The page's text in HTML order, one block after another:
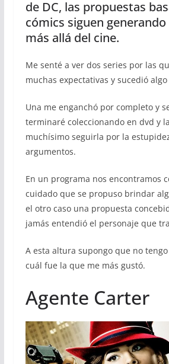
de DC, las propuestas
cómics siguen
más allá del cine.
Me senté a ver dos series por las
muchas expectativas y sucedió
Una me enganchó por completo y
terminaré coleccionando en dvd y
muchísimo seguirla por la
argumentos.
En un programa nos encontramos
cuidado que se propuso brindar
el otro caso una propuesta
jamás entendió el personaje que
A esta altura supongo que no
cuál fue la que me más gustó.
Agente Carter